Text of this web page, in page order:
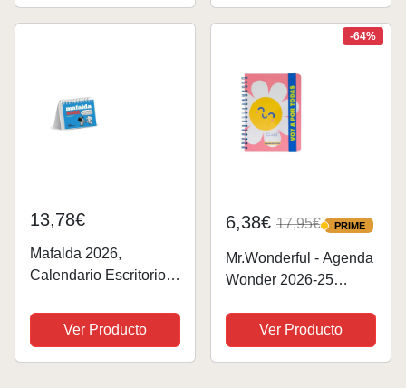
Cuaderno hojas
blancas + Cuaderno
64...
13,78€
Mafalda 2026,
Calendario Escritorio
Y CALENDARIOS)
Ver Producto
-64%
6,38€ 17,95€ PRIME
PRIME
Mr.Wonderful - Agenda
Wonder 2026-25
todas - Agenda Escolar
con Organización
Semanal - Incluye 8
Ver Producto